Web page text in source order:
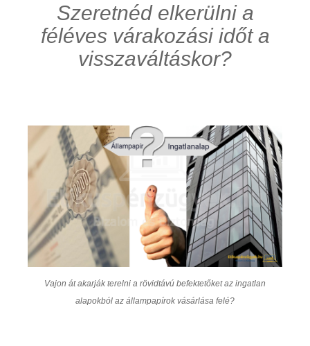
Szeretnéd elkerülni a
féléves várakozási időt a
visszaváltáskor?
Vajon át akarják terelni a rövidtávú befektetőket az ingatlan
alapokból az állampapírok vásárlása felé?